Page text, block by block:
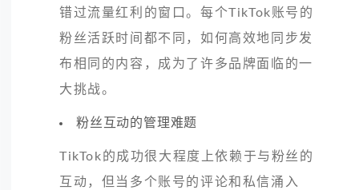
错过流量红利的窗口。每个TikTok账号的
粉丝活跃时间都不同，如何高效地同步发
布相同的内容，成为了许多品牌面临的一
大挑战。
粉丝互动的管理难题
TikTok的成功很大程度上依赖于与粉丝的
互动，但当多个账号的评论和私信涌入